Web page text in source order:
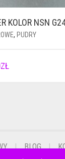
KOLOR NSN
, PUDRY
ZŁ
BLOG